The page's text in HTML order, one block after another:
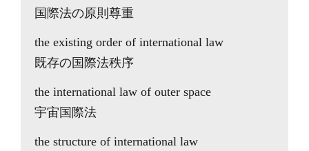
国際法の原則尊重
the existing order of international law
既存の国際法秩序
the international law of outer space
宇宙国際法
the structure of international law